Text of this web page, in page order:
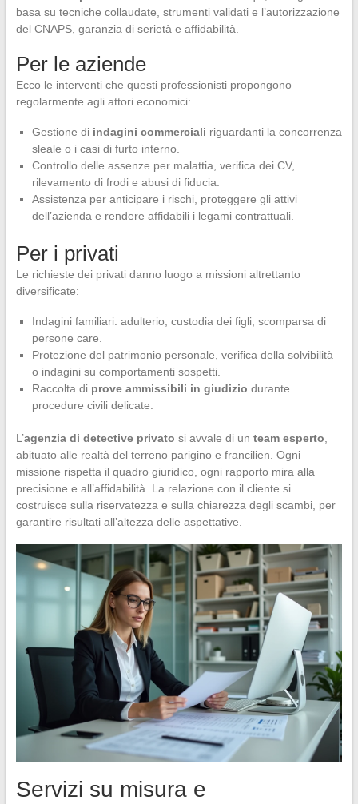
basa su tecniche collaudate, strumenti validati e l’autorizzazione
del CNAPS, garanzia di serietà e affidabilità.
Per le aziende
Ecco le interventi che questi professionisti propongono
regolarmente agli attori economici:
Gestione di indagini commerciali riguardanti la concorrenza
sleale o i casi di furto interno.
Controllo delle assenze per malattia, verifica dei CV,
rilevamento di frodi e abusi di fiducia.
Assistenza per anticipare i rischi, proteggere gli attivi
dell’azienda e rendere affidabili i legami contrattuali.
Per i privati
Le richieste dei privati danno luogo a missioni altrettanto
diversificate:
Indagini familiari: adulterio, custodia dei figli, scomparsa di
persone care.
Protezione del patrimonio personale, verifica della solvibilità
o indagini su comportamenti sospetti.
Raccolta di prove ammissibili in giudizio durante
procedure civili delicate.
L’agenzia di detective privato si avvale di un team esperto
abituato alle realtà del terreno parigino e francilien. Ogni
missione rispetta il quadro giuridico, ogni rapporto mira alla
precisione e all’affidabilità. La relazione con il cliente si
costruisce sulla riservatezza e sulla chiarezza degli scambi, per
garantire risultati all’altezza delle aspettative.
Servizi su misura e